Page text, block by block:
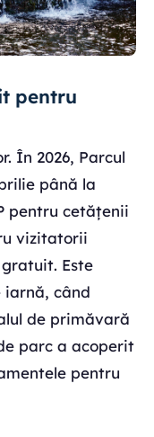
pentru
În 2026, Parcul
până la
pentru cetățenii
vizitatorii
Este
iarnă, când
de primăvară
parc a acoperit
pentru